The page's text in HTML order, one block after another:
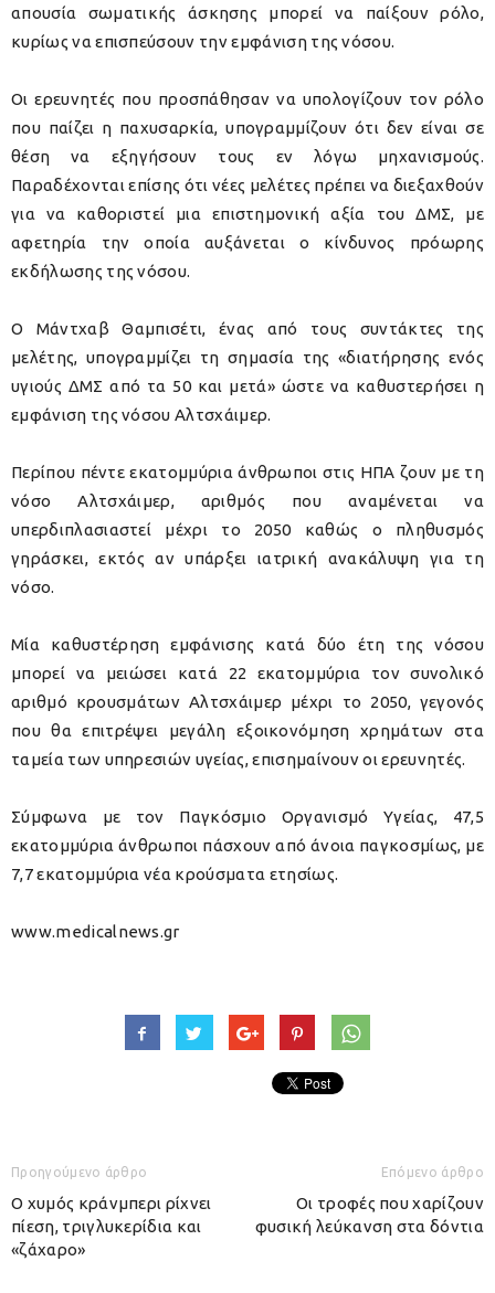
απουσία σωματικής άσκησης μπορεί να παίξουν ρόλο,
κυρίως να επισπεύσουν την εμφάνιση της νόσου.
Οι ερευνητές που προσπάθησαν να υπολογίζουν τον ρόλο
που παίζει η παχυσαρκία, υπογραμμίζουν ότι δεν είναι σε
θέση να εξηγήσουν τους εν λόγω μηχανισμούς.
Παραδέχονται επίσης ότι νέες μελέτες πρέπει να διεξαχθούν
για να καθοριστεί μια επιστημονική αξία του ΔΜΣ, με
αφετηρία την οποία αυξάνεται ο κίνδυνος πρόωρης
εκδήλωσης της νόσου.
Ο Μάντχαβ Θαμπισέτι, ένας από τους συντάκτες της
μελέτης, υπογραμμίζει τη σημασία της «διατήρησης ενός
υγιούς ΔΜΣ από τα 50 και μετά» ώστε να καθυστερήσει η
εμφάνιση της νόσου Αλτσχάιμερ.
Περίπου πέντε εκατομμύρια άνθρωποι στις ΗΠΑ ζουν με τη
νόσο Αλτσχάιμερ, αριθμός που αναμένεται να
υπερδιπλασιαστεί μέχρι το 2050 καθώς ο πληθυσμός
γηράσκει, εκτός αν υπάρξει ιατρική ανακάλυψη για τη
νόσο.
Μία καθυστέρηση εμφάνισης κατά δύο έτη της νόσου
μπορεί να μειώσει κατά 22 εκατομμύρια τον συνολικό
αριθμό κρουσμάτων Αλτσχάιμερ μέχρι το 2050, γεγονός
που θα επιτρέψει μεγάλη εξοικονόμηση χρημάτων στα
ταμεία των υπηρεσιών υγείας, επισημαίνουν οι ερευνητές.
Σύμφωνα με τον Παγκόσμιο Οργανισμό Υγείας, 47,5
εκατομμύρια άνθρωποι πάσχουν από άνοια παγκοσμίως, με
7,7 εκατομμύρια νέα κρούσματα ετησίως.
www.medicalnews.gr
Προηγούμενο άρθρο
Ο χυμός κράνμπερι ρίχνει
πίεση, τριγλυκερίδια και
«ζάχαρο»
Επόμενο άρθρο
Οι τροφές που χαρίζουν
φυσική λεύκανση στα δόντια